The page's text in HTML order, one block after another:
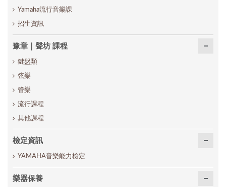
Yamaha流行音樂課
招生資訊
豫章｜聲坊 課程
鍵盤類
弦樂
管樂
流行課程
其他課程
檢定資訊
YAMAHA音樂能力檢定
樂器保養